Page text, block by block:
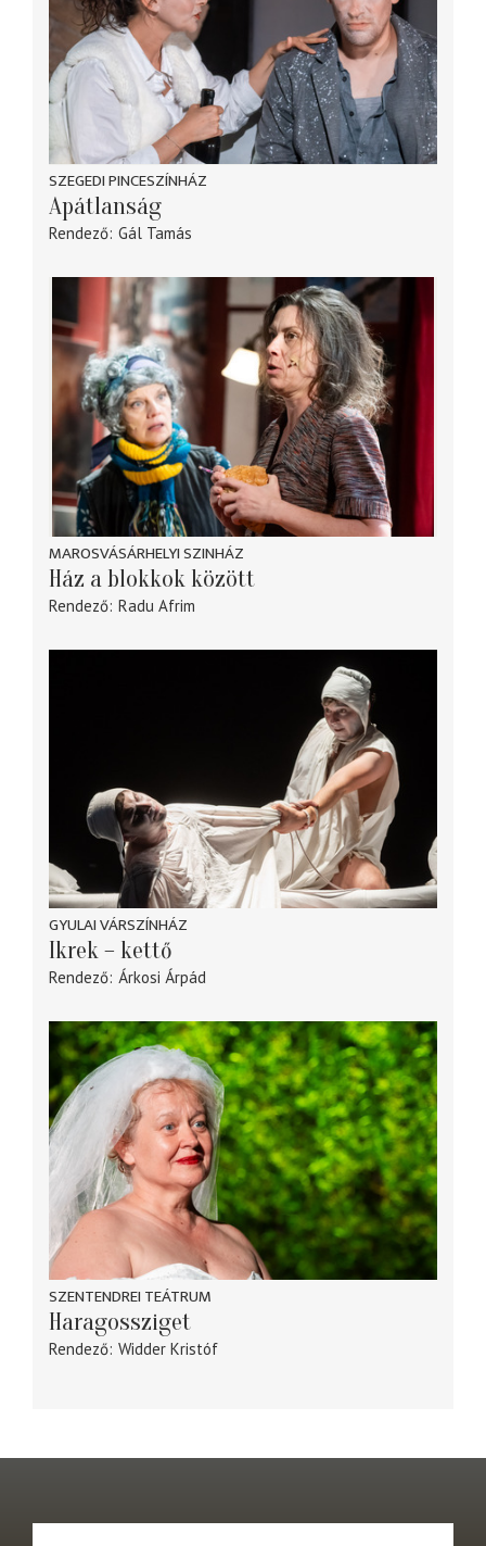
SZEGEDI PINCESZÍNHÁZ
Apátlanság
Rendező Gál Tamás
MAROSVÁSÁRHELYI SZINHÁZ
Ház a blokkok között
Rendező Radu Afrim
GYULAI VÁRSZÍNHÁZ
Ikrek – kettő
Rendező Árkosi Árpád
SZENTENDREI TEÁTRUM
Haragossziget
Rendező Widder Kristóf